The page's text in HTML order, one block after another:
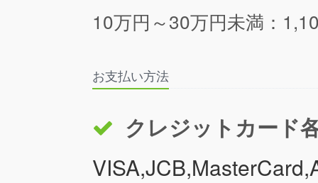
10万円～30万円未満：
お支払い方法
クレジットカード